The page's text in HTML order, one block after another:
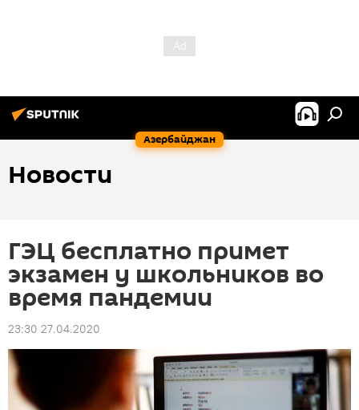
Азербайджан
Новости
ГЭЦ бесплатно примет
экзамен у школьников во
время пандемии
23:30 27.04.2020